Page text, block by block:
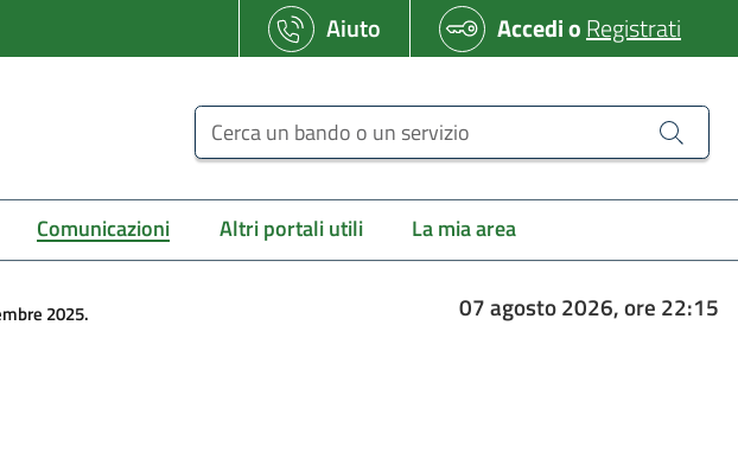
Aiuto AccedioRegistrati
Cerca un bando o un servizio
Comunicazioni Altri portali utili La mia area
2025.
07 agosto 2026, ore 22:15